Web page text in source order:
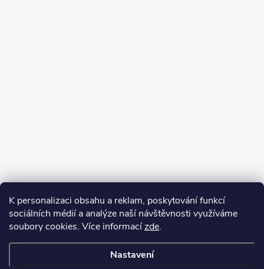
K personalizaci obsahu a reklam, poskytování funkcí
sociálních médií a analýze naší návštěvnosti využíváme
soubory cookies. Více informacízde.
Nastavení